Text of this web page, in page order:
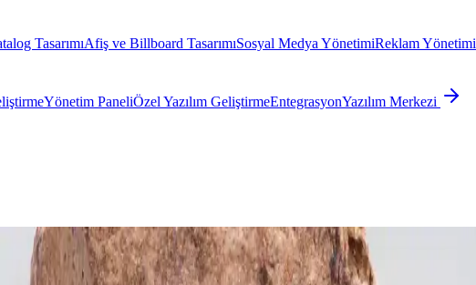
TasarımıAfiş ve Billboard TasarımıSosyal Medya YönetimiReklam Yönetimi
Yönetim PaneliÖzel Yazılım GeliştirmeEntegrasyonYazılım Merkezi